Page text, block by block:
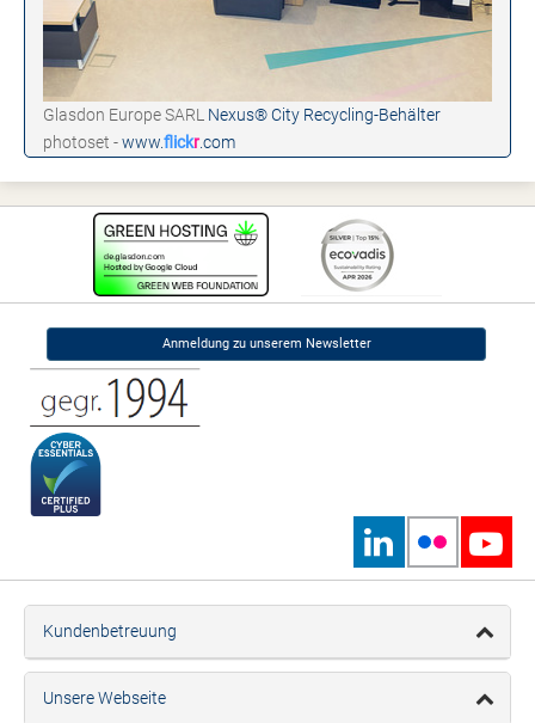
Glasdon Europe SARL Nexus® City Recycling-Behälter
photoset -www.flickr.com
Anmeldung zu unserem Newsletter
Kundenbetreuung
Unsere Webseite